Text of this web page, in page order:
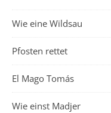
Wie eine Wildsau
Pfosten rettet
El Mago Tomás
Wie einst Madjer